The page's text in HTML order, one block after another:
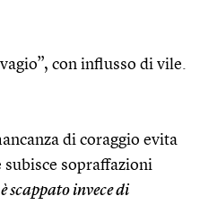
con influsso di vile.
di coraggio evita
sopraffazioni
scappato invece di